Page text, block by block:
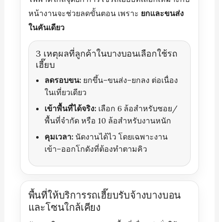
หน้างานจะช่วยลดขั้นตอน เพราะ ยกและขนส่ง
ในคันเดียว
3 เหตุผลที่ลูกค้าในบางบอนเลือกใช้รถ
เฮี๊ยบ
ลดรอบขน:ยกขึ้น–ขนส่ง–ยกลง ต่อเนื่อง
ในเที่ยวเดียว
เข้าพื้นที่ได้จริง:เลือก 6 ล้อสำหรับซอย/
พื้นที่จำกัด หรือ 10 ล้อสำหรับงานหนัก
คุมเวลา:นัดงานได้ไว โดยเฉพาะงาน
เข้า–ออกโกดังที่ต้องทำตามคิว
พื้นที่ให้บริการรถเฮี๊ยบรับจ้างบางบอน
และโซนใกล้เคียง